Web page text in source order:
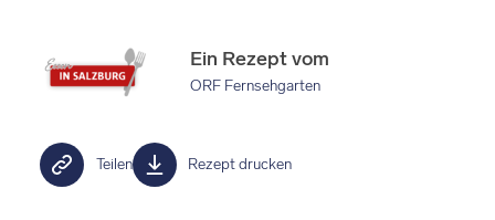
Ein Rezept vom
ORF Fernsehgarten
Teilen Rezept drucken